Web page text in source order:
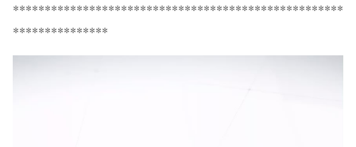
****************************************************
***************